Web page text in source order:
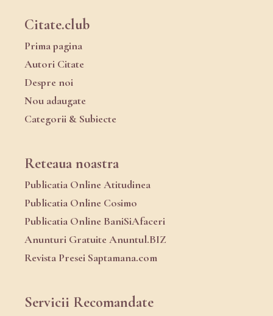
Citate.club
Prima pagina
Autori Citate
Despre noi
Nou adaugate
Categorii & Subiecte
Reteaua noastra
Publicatia Online Atitudinea
Publicatia Online Cosimo
Publicatia Online BaniSiAfaceri
Anunturi Gratuite Anuntul.BIZ
Revista Presei Saptamana.com
Servicii Recomandate